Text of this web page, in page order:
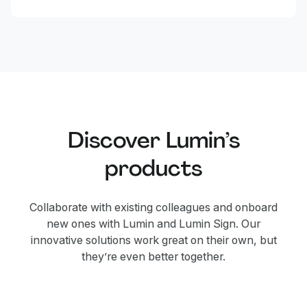
Discover Lumin’s
products
Collaborate with existing colleagues and onboard
new ones with Lumin and Lumin Sign. Our
innovative solutions work great on their own, but
they’re even better together.